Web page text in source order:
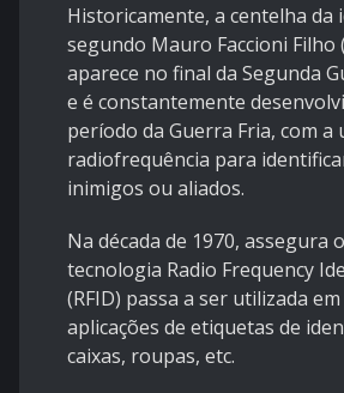
Historicamente, a centelha da
segundo Mauro Faccioni Filho
aparece no final da Segunda
e é constantemente
período da Guerra Fria, com a
radiofrequência para
inimigos ou aliados.
Na década de 1970, assegura
tecnologia Radio Frequency
(RFID) passa a ser utilizada
aplicações de etiquetas de
caixas, roupas, etc.